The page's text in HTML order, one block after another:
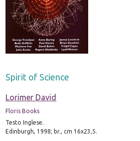
Spirit of Science
Lorimer David
Floris Books
Testo Inglese.
Edinburgh, 1998; br., cm 16x23,5.